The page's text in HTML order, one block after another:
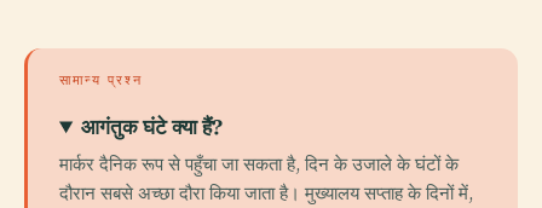
सामान्य प्रश्न
आगंतुक घंटे क्या हैं?
मार्कर दैनिक रूप से पहुँचा जा सकता है, दिन के उजाले के घंटों के
दौरान सबसे अच्छा दौरा किया जाता है। मुख्यालय सप्ताह के दिनों में,